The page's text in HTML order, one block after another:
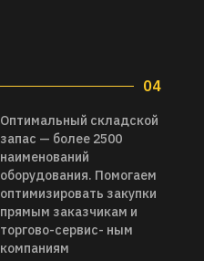
04
Оптимальный складской
запас — более 2500
наименований
оборудования. Помогаем
оптимизировать закупки
прямым заказчикам и
торгово-сервис- ным
компаниям